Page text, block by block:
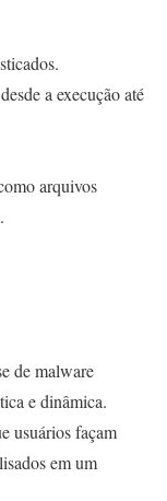
a execução até
arquivos
de malware
e dinâmica.
usuários façam
em um